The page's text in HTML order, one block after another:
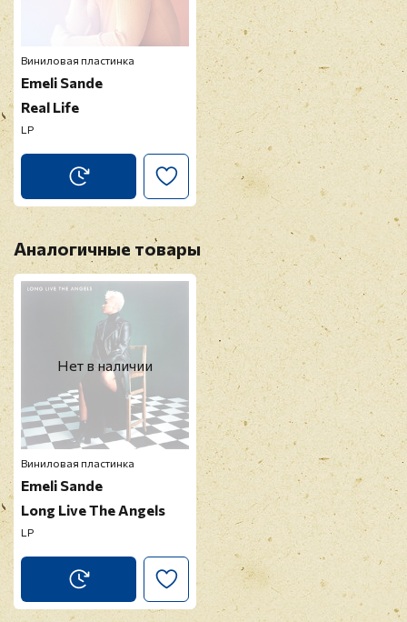
Прикрепить фото
Оставить отзыв
Перед публикацией отзывы проходят
модерацию
Виниловая пластинка
Emeli Sande
Real Life
LP
Аналогичные товары
Нет в наличии
Виниловая пластинка
Emeli Sande
Long Live The Angels
LP